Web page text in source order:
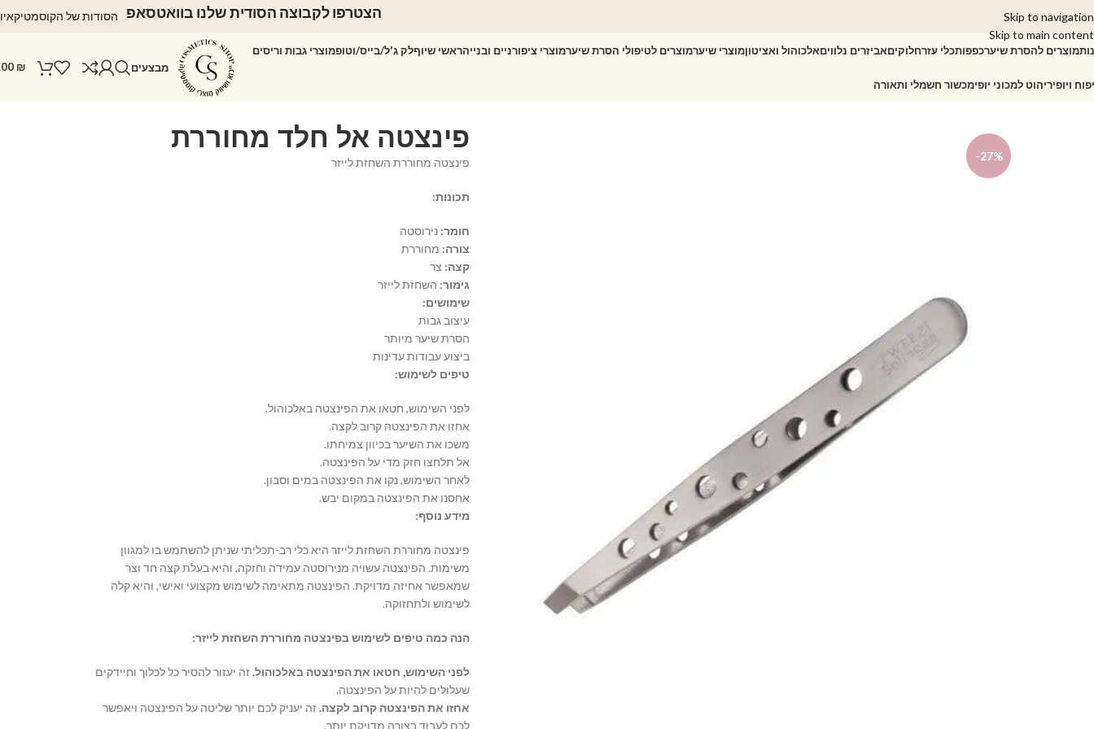
Skip to navigation
Skip to main content
הצטרפו לקבוצה הסודית שלנו בוואטסאפ הסודות של
מוצרים להסרת שיערכפפותכלי עזרחלוקיםאביזרים נלוויםאלכוהול ואציטוןמוצרי שיערמוצרים לטיפולי הסרת שיערמוצרי ציפורניים ובנייהראשי שיוףלק ג'ל/בייס/וטופמוצרי גבות וריסים
ויופיריהוט למכוני יופימכשור חשמלי ותאורה
מבצעים ₪
עמוד הבית/גבות/פינצטות/
-27% פינצטה מחוררת השחזת לייזר
תכונות:
חומר: נירוסטה
צורה: מחוררת
קצה: צר
גימור: השחזת לייזר
שימושים:
עיצוב גבות
הסרת שיער מיותר
ביצוע עבודות עדינות
טיפים לשימוש:
לפני השימוש,חטאו את הפינצטה באלכוהול.
אחזו את הפינצטה קרוב לקצה.
משכו את השיער בכיוון צמיחתו.
אל תלחצו חזק מדי על הפינצטה.
לאחר השימוש,נקו את הפינצטה במים וסבון.
אחסנו את הפינצטה במקום יבש.
מידע נוסף:
פינצטה מחוררת השחזת לייזר היא כלי רב-תכליתי שניתן להשתמש בו למגוון
משימות. הפינצטה עשויה מנירוסטה עמידה וחזקה,והיא בעלת קצה חד וצר
שמאפשר אחיזה מדויקת. הפינצטה מתאימה לשימוש מקצועי ואישי,והיא קלה
לשימוש ולתחזוקה.
הנה כמה טיפים לשימוש בפינצטה מחוררת השחזת לייזר:
לפני השימוש, חטאו את הפינצטה באלכוהול.זה יעזור להסיר כל לכלוך וחיידקים
שעלולים להיות על הפינצטה.
אחזו את הפינצטה קרוב לקצה.זה יעניק לכם יותר שליטה על הפינצטה ויאפשר
לכם לעבוד בצורה מדויקת יותר.